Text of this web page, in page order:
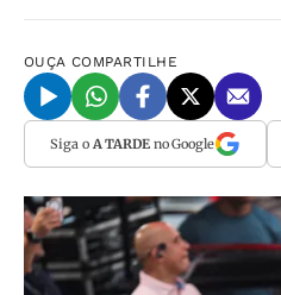
OUÇA COMPARTILHE
Siga o A TARDEno Google